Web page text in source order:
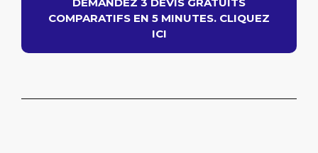
COMPARATIFS EN 5 MINUTES. CLIQUEZ
ICI